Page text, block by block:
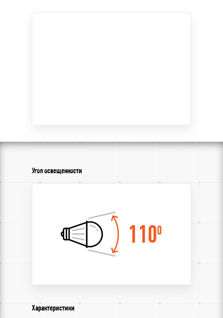
Угол освещенности
110
0
Характеристики